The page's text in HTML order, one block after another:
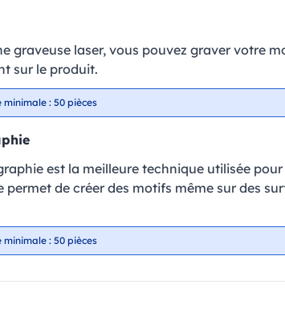
graveuse laser, vous pouvez graver votre
sur le produit.
: 50 pièces
est la meilleure technique utilisée pour
permet de créer des motifs même sur des
: 50 pièces